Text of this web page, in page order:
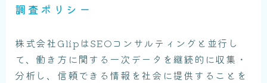
調査ポリシー
株式会社GlipはSEOコンサルティングと並行し
て、働き方に関する一次データを継続的に収集・
分析し、信頼できる情報を社会に提供することを